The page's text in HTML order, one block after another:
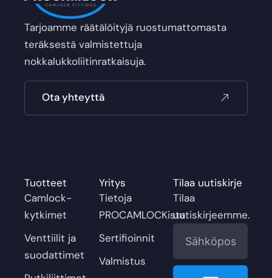
Tarjoamme räätälöityjä ruostumattomasta
teräksestä valmistettuja
nokkalukkoliitinratkaisuja.
Ota yhteyttä
Tuotteet
Camlock-
kytkimet
Venttiilit ja
suodattimet
Yritys
Tietoja
PROCAMLOCKista
Sertifioinnit
Valmistus
Tilaa uutiskirje
Tilaa
uutiskirjeemme.
Sähköposti
Enviar